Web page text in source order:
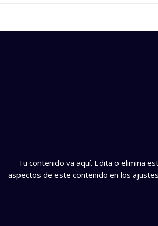
Tu contenido va aquí. Edita o elimina
aspectos de este contenido en los